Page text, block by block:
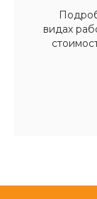
видах